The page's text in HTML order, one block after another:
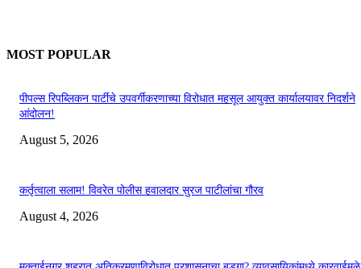
MOST POPULAR
पीपल्स रिपब्लिकन पार्टीचे उपवर्गीकरणाच्या विरोधात महसूल आयुक्त कार्यालयावर निदर्शने
आंदोलन!
August 5, 2026
कर्तृत्वाला सलाम! विवरेत पोलीस हवालदार सुरज पाटीलांचा गौरव
August 4, 2026